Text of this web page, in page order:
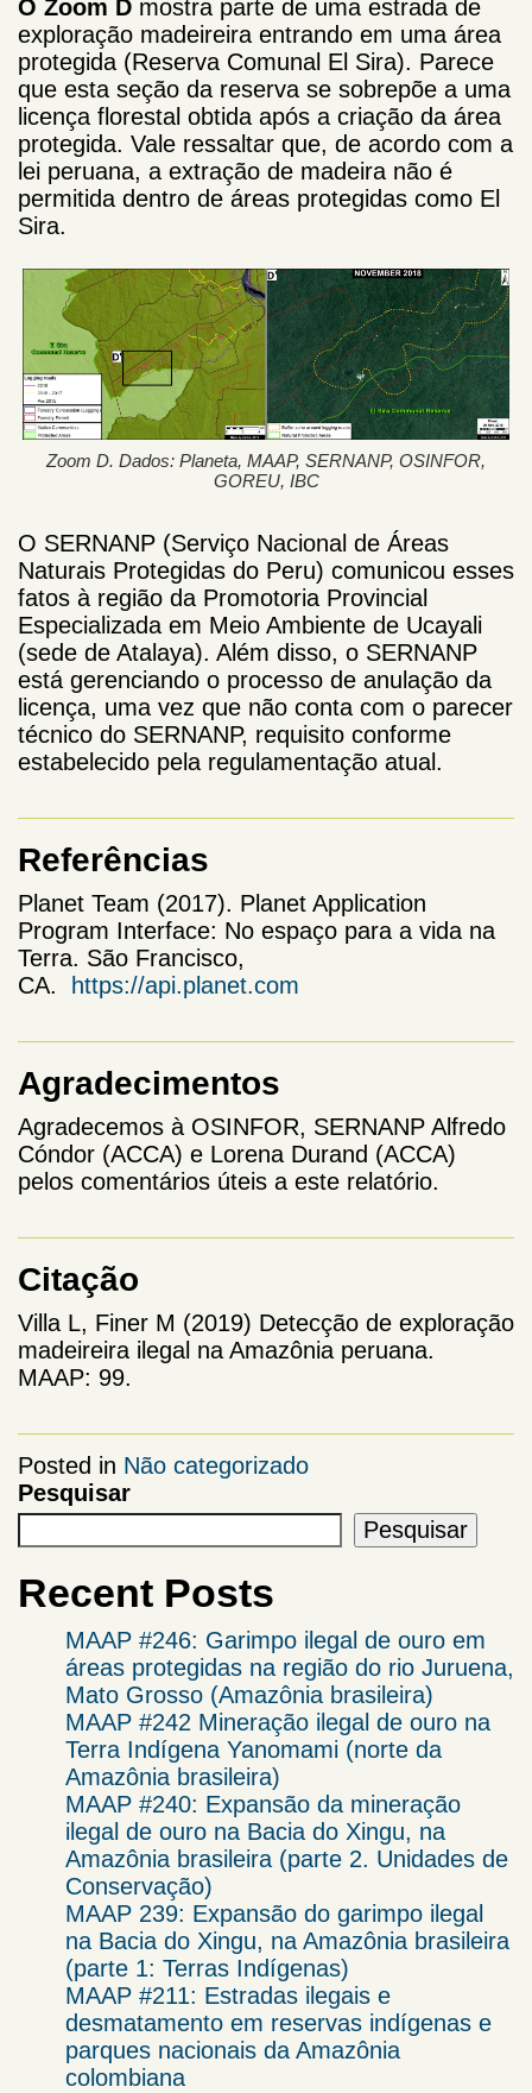
O Zoom D mostra parte de uma estrada de
exploração madeireira entrando em uma área
protegida (Reserva Comunal El Sira). Parece
que esta seção da reserva se sobrepõe a uma
licença florestal obtida após a criação da área
protegida. Vale ressaltar que, de acordo com a
lei peruana, a extração de madeira não é
permitida dentro de áreas protegidas como El
Sira.
Zoom D. Dados: Planeta, MAAP, SERNANP, OSINFOR,
GOREU, IBC
O SERNANP (Serviço Nacional de Áreas
Naturais Protegidas do Peru) comunicou esses
fatos à região da Promotoria Provincial
Especializada em Meio Ambiente de Ucayali
(sede de Atalaya). Além disso, o SERNANP
está gerenciando o processo de anulação da
licença, uma vez que não conta com o parecer
técnico do SERNANP, requisito conforme
estabelecido pela regulamentação atual.
Referências
Planet Team (2017). Planet Application
Program Interface: No espaço para a vida na
Terra. São Francisco,
CA.
https://api.planet.com
Agradecimentos
Agradecemos à OSINFOR, SERNANP Alfredo
Cóndor (ACCA) e Lorena Durand (ACCA)
pelos comentários úteis a este relatório.
Citação
Villa L, Finer M (2019) Detecção de exploração
madeireira ilegal na Amazônia peruana.
MAAP: 99.
Posted in Não categorizado
Pesquisar
Pesquisar
Recent Posts
MAAP #246: Garimpo ilegal de ouro em
áreas protegidas na região do rio Juruena,
Mato Grosso (Amazônia brasileira)
MAAP #242 Mineração ilegal de ouro na
Terra Indígena Yanomami (norte da
Amazônia brasileira)
MAAP #240: Expansão da mineração
ilegal de ouro na Bacia do Xingu, na
Amazônia brasileira (parte 2. Unidades de
Conservação)
MAAP 239: Expansão do garimpo ilegal
na Bacia do Xingu, na Amazônia brasileira
(parte 1: Terras Indígenas)
MAAP #211: Estradas ilegais e
desmatamento em reservas indígenas e
parques nacionais da Amazônia
colombiana